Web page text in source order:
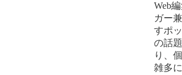
Web
ガー
すポ
の話
り、
雑多